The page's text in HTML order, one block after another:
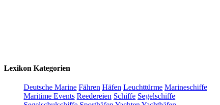
Lexikon Kategorien
Deutsche Marine Fähren Häfen Leuchttürme Marineschiffe
Maritime Events Reedereien Schiffe Segelschiffe